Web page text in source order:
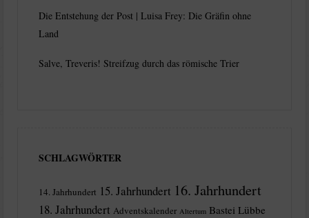
Die Entstehung der Post | Luisa Frey: Die Gräfin ohne
Land
Salve, Treveris! Streifzug durch das römische Trier
SCHLAGWÖRTER
14. Jahrhundert 15. Jahrhundert 16. Jahrhundert
18. Jahrhundert Adventskalender Altertum Bastei Lübbe